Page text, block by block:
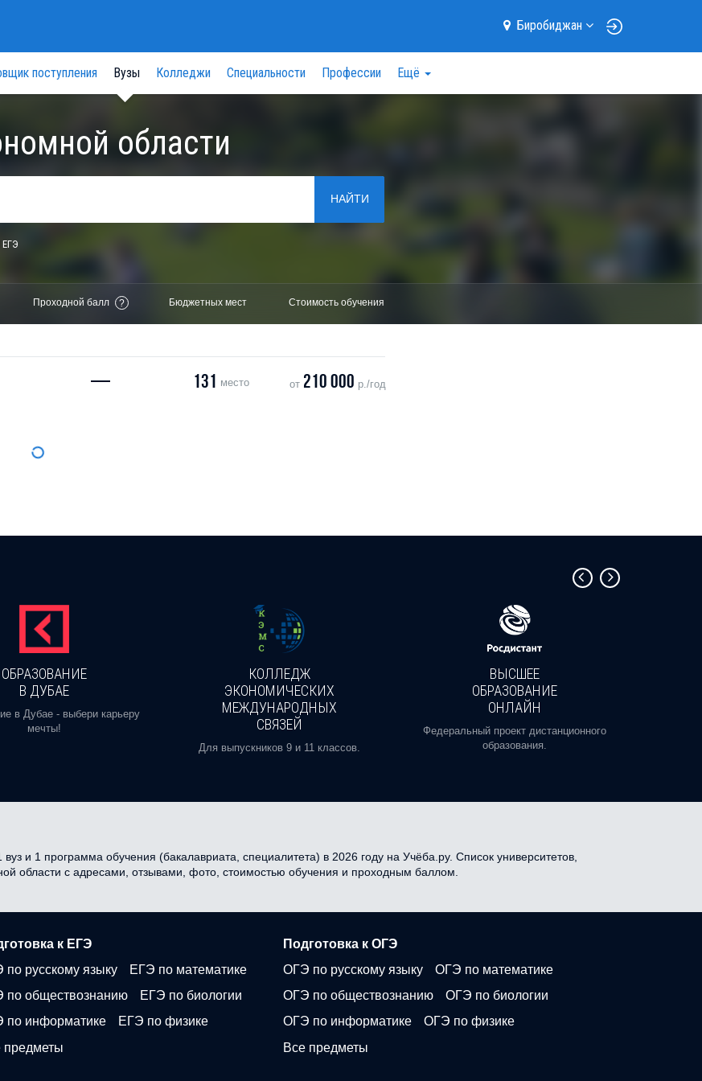
Биробиджан
поступления Вузы Колледжи Специальности Профессии Ещё
области
НАЙТИ
Проходной балл ? Бюджетных мест Стоимость обучения
— 131 место от 210 000 р./год
ОБРАЗОВАНИЕ
В ДУБАЕ
в Дубае - выбери карьеру
мечты!
КОЛЛЕДЖ
ЭКОНОМИЧЕСКИХ
МЕЖДУНАРОДНЫХ
СВЯЗЕЙ
Для выпускников 9 и 11 классов.
ВЫСШЕЕ
ОБРАЗОВАНИЕ
ОНЛАЙН
Федеральный проект дистанционного
образования.
и 1 программа обучения (бакалавриата, специалитета) в 2026 году на Учёба.ру. Список университетов,
области с адресами, отзывами, фото, стоимостью обучения и проходным баллом.
к ЕГЭ
по русскому языку
ЕГЭ по математике
по обществознанию
ЕГЭ по биологии
по информатике
ЕГЭ по физике
предметы
Подготовка к ОГЭ
ОГЭ по русскому языку
ОГЭ по математике
ОГЭ по обществознанию
ОГЭ по биологии
ОГЭ по информатике
ОГЭ по физике
Все предметы